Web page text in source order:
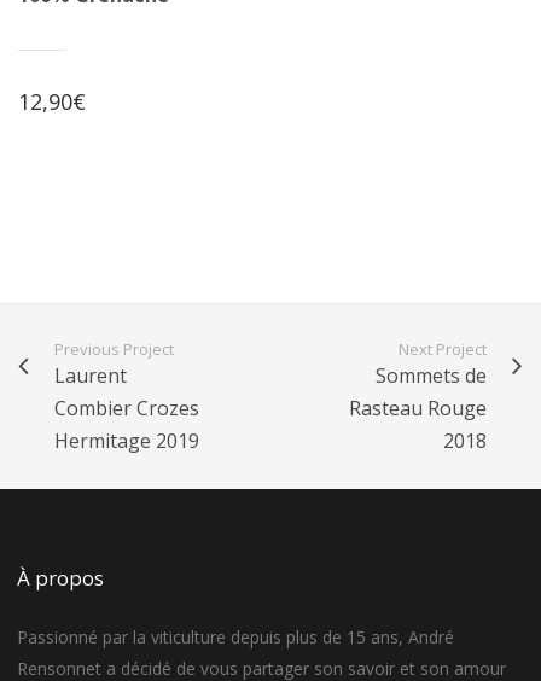
12,90€
Previous Project
Laurent
Combier Crozes
Hermitage 2019
Next Project
Sommets de
Rasteau Rouge
2018
À propos
Passionné par la viticulture depuis plus de 15 ans, André
Rensonnet a décidé de vous partager son savoir et son amour